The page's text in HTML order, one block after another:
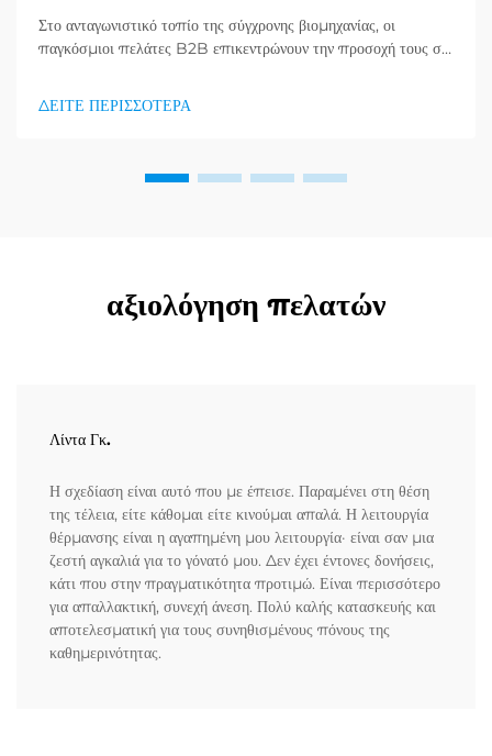
Στο ανταγωνιστικό τοπίο της σύγχρονης βιομηχανίας, οι
παγκόσμιοι πελάτες B2B επικεντρώνουν την προσοχή τους σε
καλύτερη σύμφωνηση των προϊόντων, των φτιαξιμάτων και των
ΔΕΙΤΕ ΠΕΡΙΣΣΟΤΕΡΑ
αξιολόγηση πελατών
Λίντα Γκ.
Η σχεδίαση είναι αυτό που με έπεισε. Παραμένει στη θέση
της τέλεια, είτε κάθομαι είτε κινούμαι απαλά. Η λειτουργία
θέρμανσης είναι η αγαπημένη μου λειτουργία· είναι σαν μια
ζεστή αγκαλιά για το γόνατό μου. Δεν έχει έντονες δονήσεις,
κάτι που στην πραγματικότητα προτιμώ. Είναι περισσότερο
για απαλλακτική, συνεχή άνεση. Πολύ καλής κατασκευής και
αποτελεσματική για τους συνηθισμένους πόνους της
καθημερινότητας.